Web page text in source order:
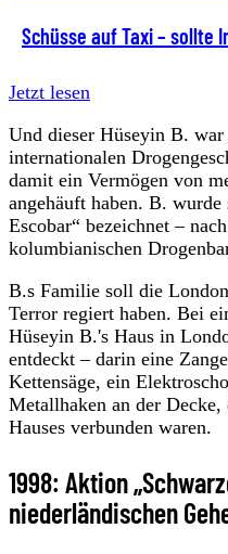
Schüsse auf Taxi – sollte
Jetzt lesen
Und dieser Hüseyin B.
internationalen
damit ein Vermögen von
angehäuft haben. B.
Escobar“ bezeichnet –
kolumbianischen
B.s Familie soll die
Terror regiert haben. Bei
Hüseyin B.'s Haus in
entdeckt – darin eine
Kettensäge, ein
Metallhaken an der
Hauses verbunden waren.
1998: Aktion
niederländischen